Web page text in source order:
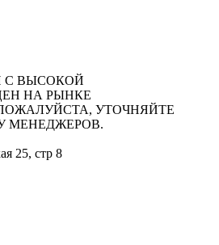
С ВЫСОКОЙ
НА РЫНКЕ
УТОЧНЯЙТЕ
МЕНЕДЖЕРОВ.
25, стр 8